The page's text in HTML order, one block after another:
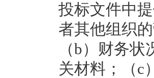
投标文件中
者其他组织
（b）财务
关材料；（c